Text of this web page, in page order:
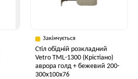
Закінчується
Стіл обідній розкладний
Vetro TML-1300 (Крістіано)
аврора голд + бежевий 200-
300x100x76